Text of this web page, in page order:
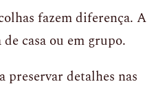
fazem diferença. A
casa ou em grupo.
detalhes nas